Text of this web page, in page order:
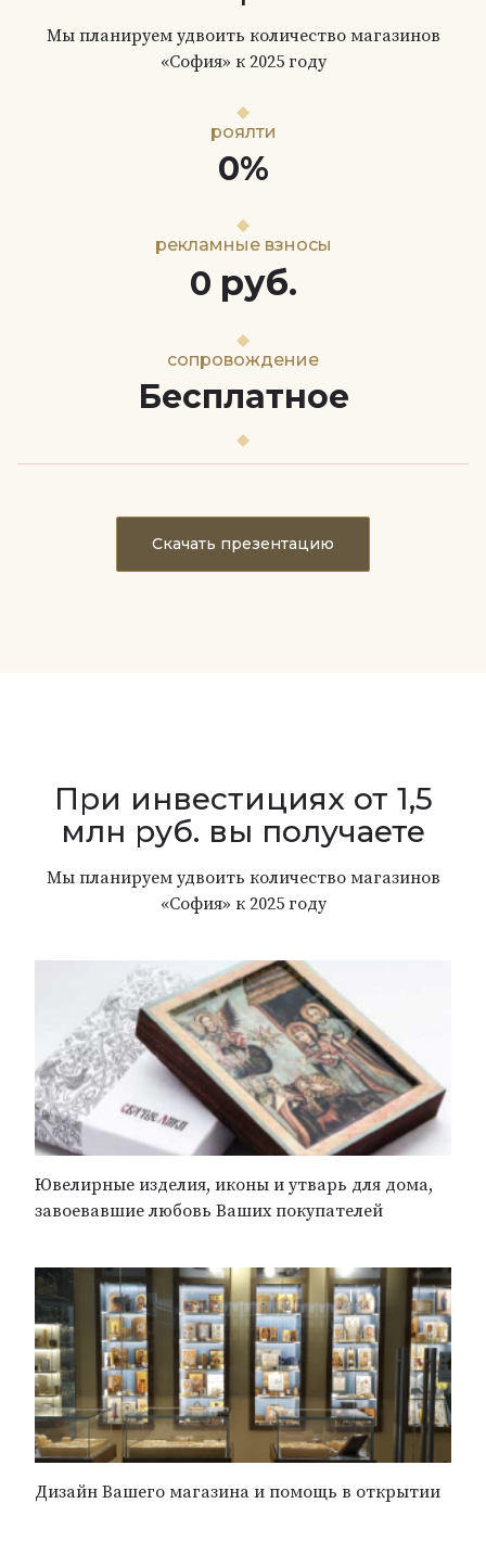
Мы планируем удвоить количество магазинов
«София» к 2025 году
роялти
0%
рекламные взносы
0 руб.
сопровождение
Бесплатное
Скачать презентацию
При инвестициях от 1,5
млн руб. вы получаете
Мы планируем удвоить количество магазинов
«София» к 2025 году
Ювелирные изделия, иконы и утварь для дома,
завоевавшие любовь Ваших покупателей
Дизайн Вашего магазина и помощь в открытии